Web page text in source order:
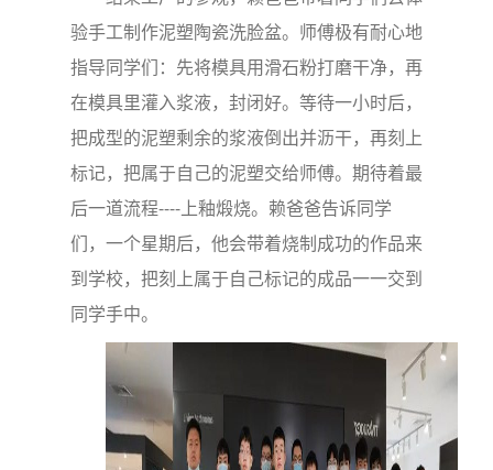
验手工制作泥塑陶瓷洗脸盆。师傅极有耐心地
指导同学们：先将模具用滑石粉打磨干净，再
在模具里灌入浆液，封闭好。等待一小时后，
把成型的泥塑剩余的浆液倒出并沥干，再刻上
标记，把属于自己的泥塑交给师傅。期待着最
后一道流程----上釉煅烧。赖爸爸告诉同学
们，一个星期后，他会带着烧制成功的作品来
到学校，把刻上属于自己标记的成品一一交到
同学手中。